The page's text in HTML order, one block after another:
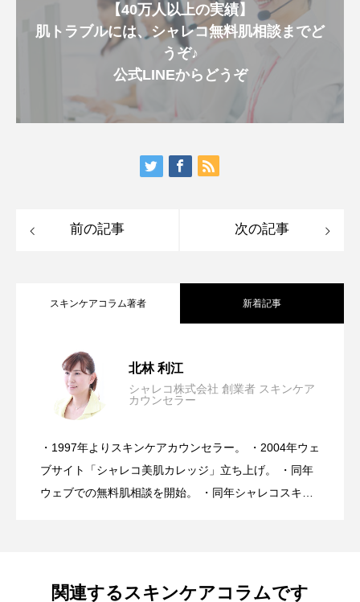
【40万人以上の実績】
肌トラブルには、シャレコ無料肌相談までど
うぞ♪
公式LINEからどうぞ
前の記事 次の記事
スキンケアコラム著者 新着記事
北林 利江
シャレコ株式会社 創業者 スキンケア
カウンセラー
・1997年よりスキンケアカウンセラー。 ・2004年ウェ
ブサイト「シャレコ美肌カレッジ」立ち上げ。 ・同年
ウェブでの無料肌相談を開始。 ・同年シャレコスキン
ャレコレター♪」は20年間週一回発行。 ・肌トラブル
2026.07.31
2026.07.24
トラブルは増え続けている・・・医師が
2026.07.17 今、「肌を治す」ことを諦め続けてい
関連するスキンケアコラムです